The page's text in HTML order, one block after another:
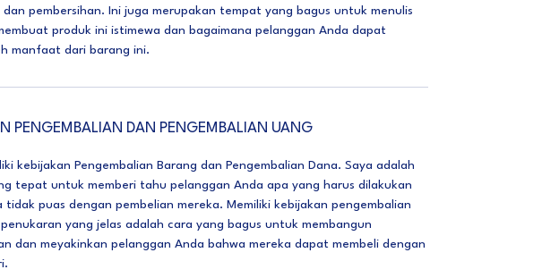
pembersihan. Ini juga merupakan tempat yang bagus untuk menulis
produk ini istimewa dan bagaimana pelanggan Anda dapat
manfaat dari barang ini.
PENGEMBALIAN DAN PENGEMBALIAN UANG
kebijakan Pengembalian Barang dan Pengembalian Dana. Saya adalah
tepat untuk memberi tahu pelanggan Anda apa yang harus dilakukan
tidak puas dengan pembelian mereka. Memiliki kebijakan pengembalian
yang jelas adalah cara yang bagus untuk membangun
dan meyakinkan pelanggan Anda bahwa mereka dapat membeli dengan